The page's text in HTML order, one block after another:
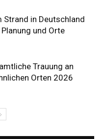
Strand in Deutschland
und Orte
Trauung an
Orten 2026